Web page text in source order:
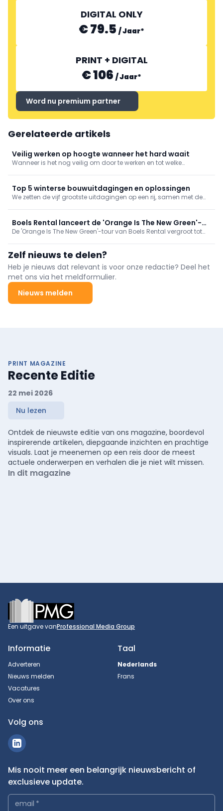
DIGITAL ONLY
€ 79.5 /Jaar*
PRINT + DIGITAL
€ 106 /Jaar*
Word nu premium partner
Gerelateerde artikels
Veilig werken op hoogte wanneer het hard waait
Wanneer is het nog veilig om door te werken en tot welke
Top 5 winterse bouwuitdagingen en oplossingen
We zetten de vijf grootste uitdagingen op een rij, samen met de
Boels Rental lanceert de 'Orange Is The New Green'-
tour
De 'Orange Is The New Green'-tour van Boels Rental vergroot tot
helpen de overstap naar deze technologieën te maken.
Zelf nieuws te delen?
Heb je nieuws dat relevant is voor onze redactie? Deel het
met ons via het meldformulier.
Nieuws melden
PRINT MAGAZINE
Recente Editie
22 mei 2026
Nu lezen
Ontdek de nieuwste editie van ons magazine, boordevol
inspirerende artikelen, diepgaande inzichten en prachtige
visuals. Laat je meenemen op een reis door de meest
actuele onderwerpen en verhalen die je niet wilt missen.
In dit magazine
Footer
Een uitgave vanProfessional Media Group
Informatie
Adverteren
Nieuws melden
Vacatures
Over ons
Taal
Nederlands
Frans
Volg ons
Mis nooit meer een belangrijk nieuwsbericht of
exclusieve update.
email *